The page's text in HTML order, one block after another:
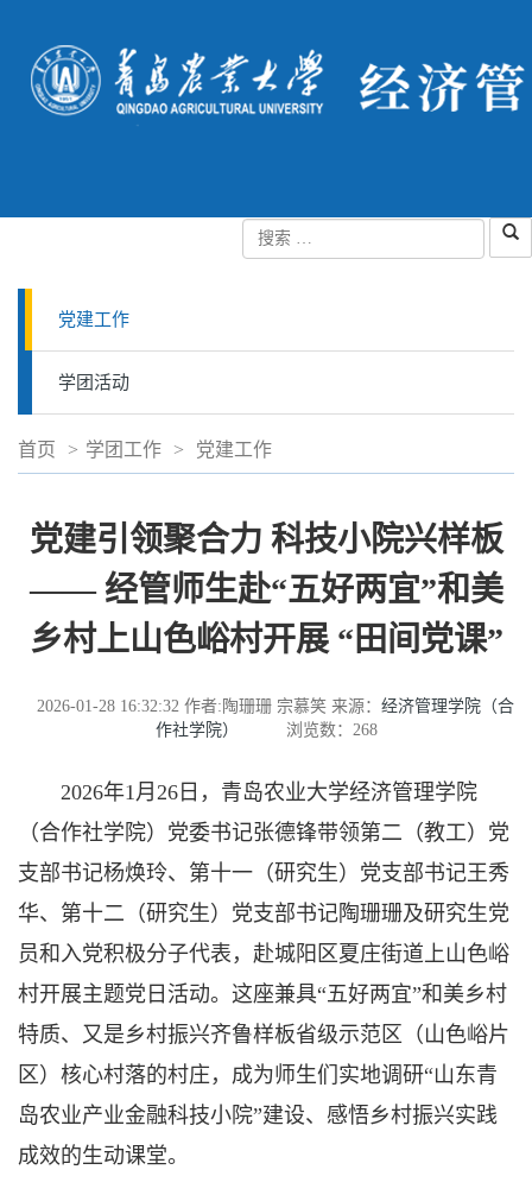
党建工作
学团活动
首页 > 学团工作 > 党建工作
党建引领聚合力 科技小院兴样板
—— 经管师生赴“五好两宜”和美
乡村上山色峪村开展 “田间党课”
2026-01-28 16:32:32 作者:陶珊珊 宗慕笑 来源： 经济管理学院（合
作社学院）
浏览数： 268
2026年1月26日，青岛农业大学经济管理学院
（合作社学院）党委书记张德锋带领第二（教工）党
支部书记杨焕玲、第十一（研究生）党支部书记王秀
华、第十二（研究生）党支部书记陶珊珊及研究生党
员和入党积极分子代表，赴城阳区夏庄街道上山色峪
村开展主题党日活动。这座兼具“五好两宜”和美乡村
特质、又是乡村振兴齐鲁样板省级示范区（山色峪片
区）核心村落的村庄，成为师生们实地调研“山东青
岛农业产业金融科技小院”建设、感悟乡村振兴实践
成效的生动课堂。